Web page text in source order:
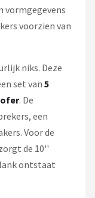
vormgegevens
voorzien van
niks. Deze
set van 5
. De
een
Voor de
de 10''
ontstaat